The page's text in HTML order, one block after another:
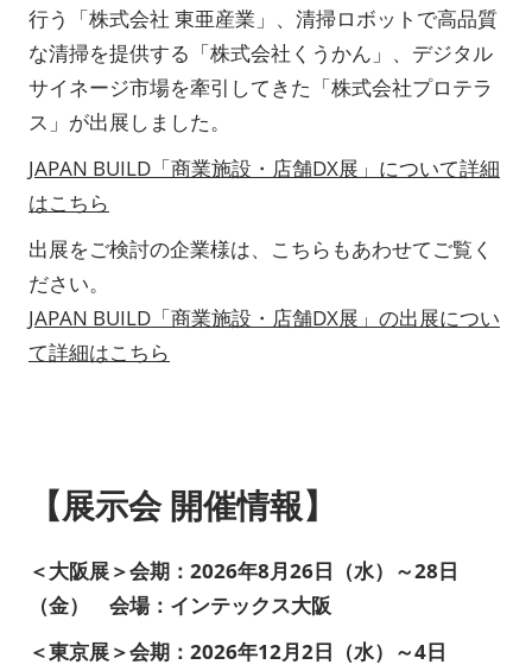
行う「株式会社 東亜産業」、清掃ロボットで高品質
な清掃を提供する「株式会社くうかん」、デジタル
サイネージ市場を牽引してきた「株式会社プロテラ
ス」が出展しました。
JAPAN BUILD「商業施設・店舗DX展」について詳細
はこちら
出展をご検討の企業様は、こちらもあわせてご覧く
ださい。
JAPAN BUILD「商業施設・店舗DX展」の出展につい
て詳細はこちら
【展示会 開催情報】
＜大阪展＞会期：2026年8月26日（水）～28日
（金） 会場：インテックス大阪
＜東京展＞会期：2026年12月2日（水）～4日